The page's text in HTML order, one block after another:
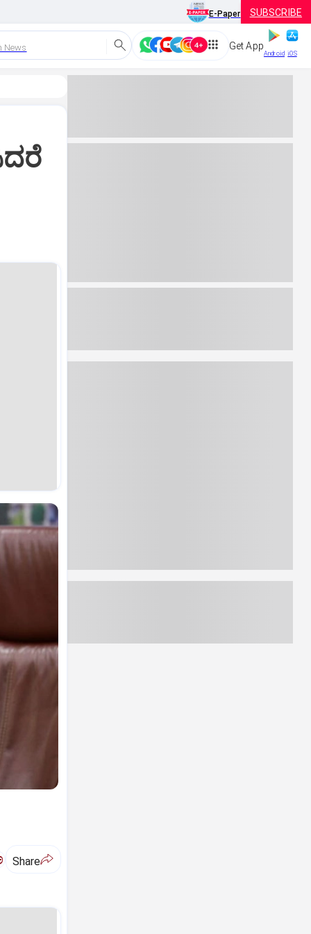
E-Paper SUBSCRIBE
News Get App
Android iOS
Share